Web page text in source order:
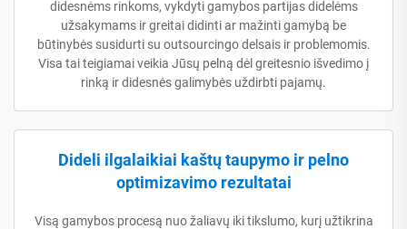
didesnėms rinkoms, vykdyti gamybos partijas didelėms
užsakymams ir greitai didinti ar mažinti gamybą be
būtinybės susidurti su outsourcingo delsais ir problemomis.
Visa tai teigiamai veikia Jūsų pelną dėl greitesnio išvedimo į
rinką ir didesnės galimybės uždirbti pajamų.
Dideli ilgalaikiai kaštų taupymo ir pelno
optimizavimo rezultatai
Visą gamybos procesą nuo žaliavų iki tikslumo, kurį užtikrina